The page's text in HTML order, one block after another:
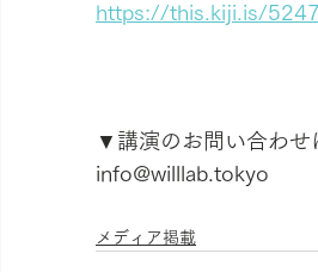
https://this.kiji.is/
▼講演のお問い合わせ
info@willlab.tokyo
メディア掲載